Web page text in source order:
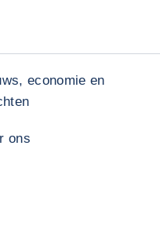
economie en
ons